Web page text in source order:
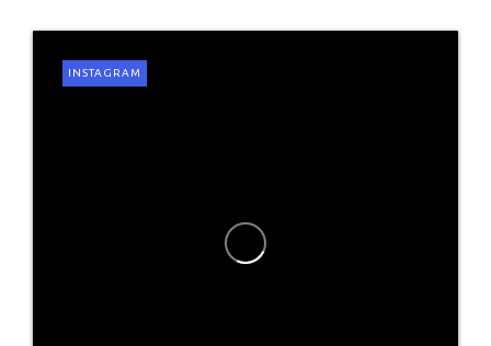
INSTAGRAM